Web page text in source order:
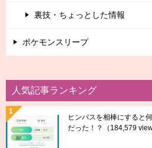
裏技・ちょっとした情報
ポケモンスリープ
人気記事ランキング
ヒンバスを相棒にすると
だった！？
（184,579 view